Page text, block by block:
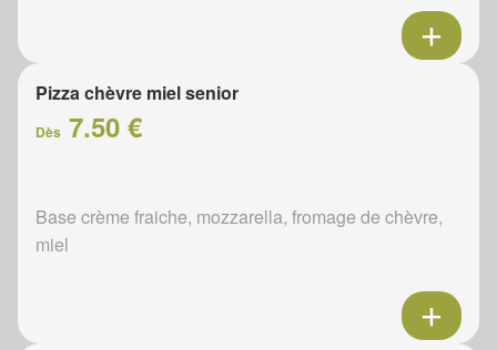
Pizza chèvre miel senior
Dès 7.50 €
Base crème fraiche, mozzarella, fromage de chèvre,
miel